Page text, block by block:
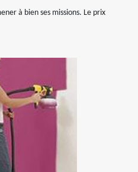
à bien ses missions. Le prix